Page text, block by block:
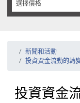
選擇價格
新聞和活動
投資資金流動的轉
投資資金